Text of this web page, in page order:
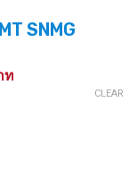
SNMG
CLEAR